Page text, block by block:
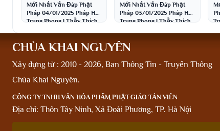
Mới Nhất Vấn Đáp Phật
Pháp 04/01/2025 Pháp Hội
Trung Phong | Thầy Thích
Mới Nhất Vấn Đáp Phật
Pháp 03/01/2025 Pháp Hội
Trung Phong | Thầy Thích
CHÙA KHAI NGUYÊN
Xây dựng từ : 2010 - 2026, Ban Thông Tin - Truyền Thông
Chùa Khai Nguyên.
CÔNG TY TNHH VĂN HÓA PHẨM PHẬT GIÁO TẢN VIÊN
Địa chỉ: Thôn Tây Ninh, Xã Đoài Phương, TP. Hà Nội